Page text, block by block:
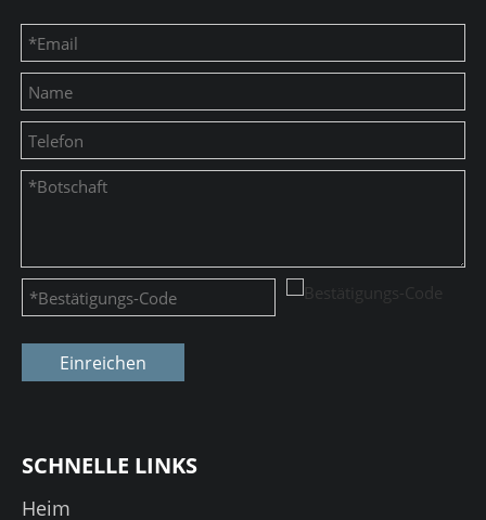
Einreichen
SCHNELLE LINKS
Heim